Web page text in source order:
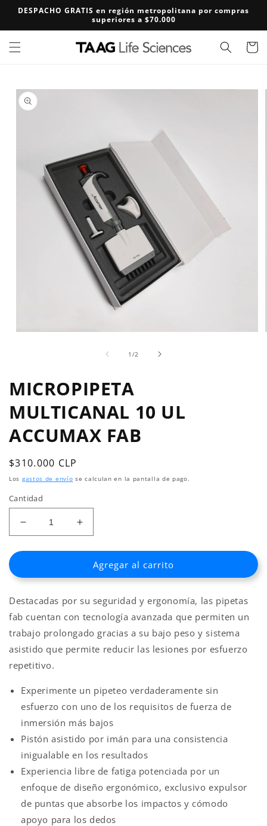
directamente
DESPACHO GRATIS en región metropolitana por compras
superiores a $70.000
Carrito
directamente
a la
información
una
ventana
1 /de2
MICROPIPETA
MULTICANAL 10 UL
ACCUMAX FAB
Precio
habitual
$310.000 CLP
Los gastos de envío se calculan en la pantalla de pago.
Cantidad
Reducir
cantidad
para
MICROPIPETA
MULTICANAL
UL
ACCUMAX
FAB
Aumentar
cantidad
para
MICROPIPETA
MULTICANAL
UL
ACCUMAX
FAB
Agregar al carrito
Destacadas por su seguridad y ergonomía, las pipetas
fab cuentan con tecnología avanzada que permiten un
trabajo prolongado gracias a su bajo peso y sistema
asistido que permite reducir las lesiones por esfuerzo
repetitivo.
Experimente un pipeteo verdaderamente sin
esfuerzo con uno de los requisitos de fuerza de
inmersión más bajos
Pistón asistido por imán para una consistencia
inigualable en los resultados
Experiencia libre de fatiga potenciada por un
enfoque de diseño ergonómico, exclusivo expulsor
de puntas que absorbe los impactos y cómodo
apoyo para los dedos